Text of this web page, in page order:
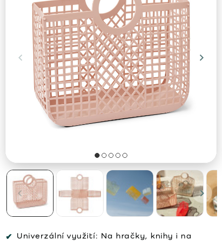
Univerzální využití: Na hračky, knihy i na